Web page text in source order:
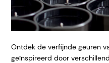
Ontdek de verfijnde geuren
geïnspireerd door